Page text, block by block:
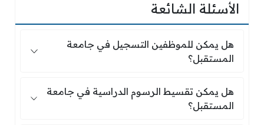
الأسئلة الشائعة
هل يمكن للموظفين التسجيل في جامعة
هل يمكن للموظفين التسجيل في جامعة
المستقبل؟
هل يمكن تقسيط الرسوم الدراسية في جامعة
هل يمكن تقسيط الرسوم الدراسية في جامعة
المستقبل؟